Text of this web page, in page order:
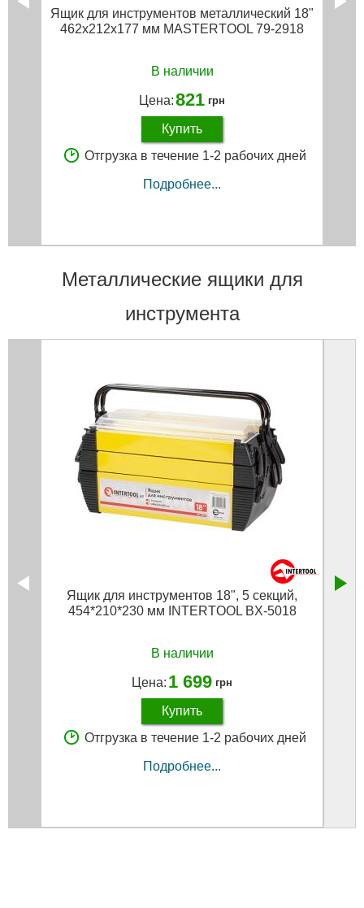
Ящик для инструментов металлический 18"
462х212х177 мм MASTERTOOL 79-2918
В наличии
Цена:821 грн
Купить
Отгрузка в течение 1-2 рабочих дней
Подробнее...
Металлические ящики для
инструмента
Ящик для инструментов 18", 5 секций,
454*210*230 мм INTERTOOL BX-5018
В наличии
Цена: 1 699 грн
Купить
Отгрузка в течение 1-2 рабочих дней
Подробнее...